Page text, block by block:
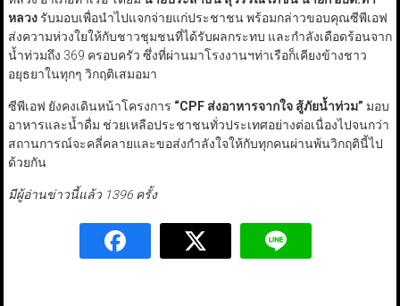
หลวงรับมอบเพื่อนำไปแจกจ่ายแก่ประชาชน พร้อมกล่าวขอบคุณซีพีเอฟ
ส่งความห่วงใยให้กับชาวชุมชนที่ได้รับผลกระทบ และกำลังเดือดร้อนจาก
น้ำท่วมถึง 369 ครอบครัว ซึ่งที่ผ่านมาโรงงานฯท่าเรือก็เคียงข้างชาว
อยุธยาในทุกๆ วิกฤติเสมอมา
ซีพีเอฟ ยังคงเดินหน้าโครงการ “CPF ส่งอาหารจากใจ สู้ภัยน้ำท่วม” มอบ
อาหารและน้ำดื่ม ช่วยเหลือประชาชนทั่วประเทศอย่างต่อเนื่องไปจนกว่า
สถานการณ์จะคลี่คลายและขอส่งกำลังใจให้กับทุกคนผ่านพ้นวิกฤตินี้ไป
ด้วยกัน
มีผู้อ่านข่าวนี้แล้ว 1396 ครั้ง